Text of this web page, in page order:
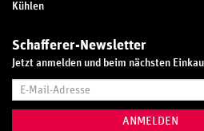
Kühlen
Schafferer-Newsletter
Jetzt anmelden und beim nächsten
Mail-
ANMELDEN